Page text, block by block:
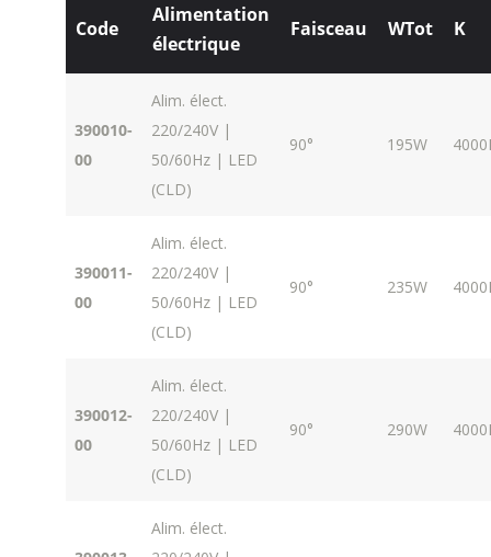
Code
Alimentation
électrique
Faisceau WTot K
390010-
00
Alim. élect.
220/240V |
50/60Hz | LED
(CLD)
90° 195W
390011-
00
Alim. élect.
220/240V |
50/60Hz | LED
(CLD)
90° 235W
390012-
00
Alim. élect.
220/240V |
50/60Hz | LED
(CLD)
90° 290W
Alim. élect.